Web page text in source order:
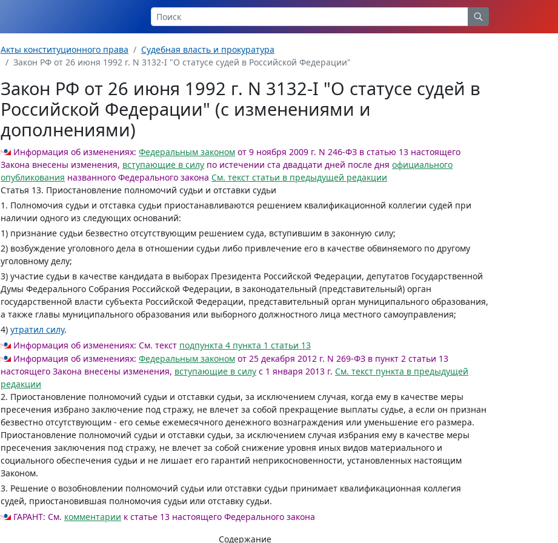
Акты конституционного права
Судебная власть и прокуратура
Закон РФ от 26 июня 1992 г. N 3132-I "О статусе судей в Российской Федерации"
Закон РФ от 26 июня 1992 г. N 3132-I "О статусе судей в
Российской Федерации" (с изменениями и
дополнениями)
Информация об изменениях: Федеральным законом от 9 ноября 2009 г. N 246-ФЗ в статью 13 настоящего
Закона внесены изменения, вступающие в силу по истечении ста двадцати дней после дня официального
опубликования названного Федерального закона См. текст статьи в предыдущей редакции
Статья 13. Приостановление полномочий судьи и отставки судьи
1. Полномочия судьи и отставка судьи приостанавливаются решением квалификационной коллегии судей при
наличии одного из следующих оснований:
1) признание судьи безвестно отсутствующим решением суда, вступившим в законную силу;
2) возбуждение уголовного дела в отношении судьи либо привлечение его в качестве обвиняемого по другому
уголовному делу;
3) участие судьи в качестве кандидата в выборах Президента Российской Федерации, депутатов Государственной
Думы Федерального Собрания Российской Федерации, в законодательный (представительный) орган
государственной власти субъекта Российской Федерации, представительный орган муниципального образования,
а также главы муниципального образования или выборного должностного лица местного самоуправления;
4) утратил силу.
Информация об изменениях: См. текст подпункта 4 пункта 1 статьи 13
Информация об изменениях: Федеральным законом от 25 декабря 2012 г. N 269-ФЗ в пункт 2 статьи 13
настоящего Закона внесены изменения, вступающие в силу с 1 января 2013 г. См. текст пункта в предыдущей
редакции
2. Приостановление полномочий судьи и отставки судьи, за исключением случая, когда ему в качестве меры
пресечения избрано заключение под стражу, не влечет за собой прекращение выплаты судье, а если он признан
безвестно отсутствующим - его семье ежемесячного денежного вознаграждения или уменьшение его размера.
Приостановление полномочий судьи и отставки судьи, за исключением случая избрания ему в качестве меры
пресечения заключения под стражу, не влечет за собой снижение уровня иных видов материального и
социального обеспечения судьи и не лишает его гарантий неприкосновенности, установленных настоящим
Законом.
3. Решение о возобновлении полномочий судьи или отставки судьи принимает квалификационная коллегия
судей, приостановившая полномочия судьи или отставку судьи.
ГАРАНТ: См. комментарии к статье 13 настоящего Федерального закона
Содержание